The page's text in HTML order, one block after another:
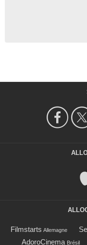
Filmstarts Allemagne
AdoroCinema Brésil